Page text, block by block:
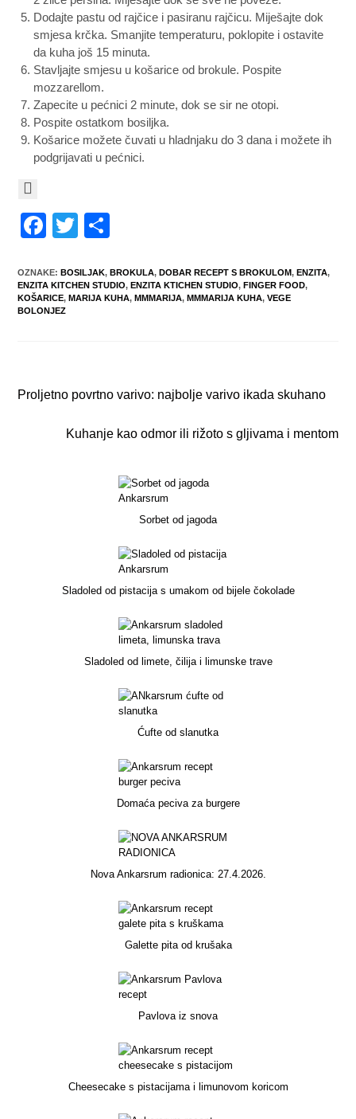
Dodajte pastu od rajčice i pasiranu rajčicu. Miješajte dok
smjesa krčka. Smanjite temperaturu, poklopite i ostavite
da kuha još 15 minuta.
Stavljajte smjesu u košarice od brokule. Pospite
mozzarellom.
Zapecite u pećnici 2 minute, dok se sir ne otopi.
Pospite ostatkom bosiljka.
Košarice možete čuvati u hladnjaku do 3 dana i možete ih
podgrijavati u pećnici.
F
c
e
k
T
tt
er
ar
e
OZNAKE:BOSILJAK, BROKULA, DOBAR RECEPT S BROKULOM, ENZITA,
ENZITA KITCHEN STUDIO, ENZITA KTICHEN STUDIO, FINGER FOOD,
KOŠARICE, MARIJA KUHA, MMMARIJA, MMMARIJA KUHA, VEGE
BOLONJEZ
Proljetno povrtno varivo: najbolje varivo ikada skuhano
Kuhanje kao odmor ili rižoto s gljivama i mentom
Sorbet od jagoda
Sladoled od pistacija s umakom od bijele čokolade
Sladoled od limete, čilija i limunske trave
Ćufte od slanutka
Domaća peciva za burgere
Nova Ankarsrum radionica: 27.4.2026.
Galette pita od krušaka
Pavlova iz snova
Cheesecake s pistacijama i limunovom koricom